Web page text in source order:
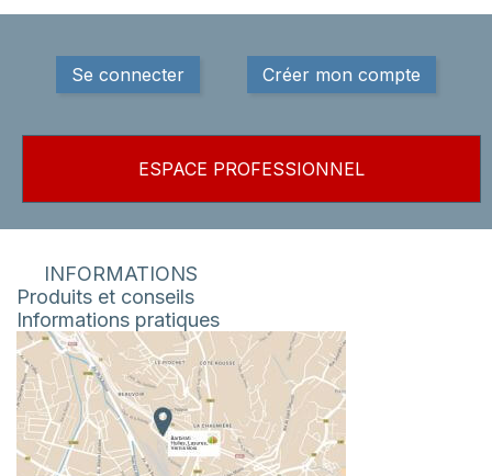
Se connecter Créer mon compte
ESPACE PROFESSIONNEL
INFORMATIONS
Produits et conseils
Informations pratiques